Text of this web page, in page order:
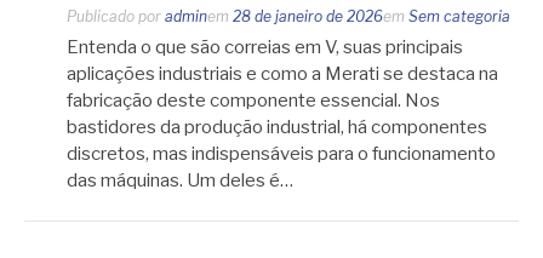
Publicado por adminem 28 de janeiro de 2026em Sem categoria
Entenda o que são correias em V, suas principais
aplicações industriais e como a Merati se destaca na
fabricação deste componente essencial. Nos
bastidores da produção industrial, há componentes
discretos, mas indispensáveis para o funcionamento
das máquinas. Um deles é…